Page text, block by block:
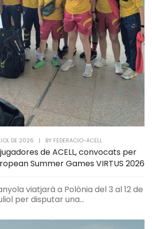
DE 2026 | BY FEDERACIO-ACELL
de ACELL, convocats per
Summer Games VIRTUS 2026
viatjarà a Polònia del 3 al 12 de
per disputar una...